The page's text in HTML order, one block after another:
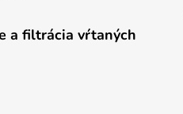
a filtrácia vŕtaných